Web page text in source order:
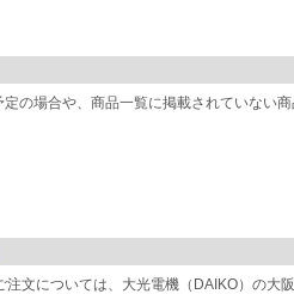
の場合や、商品一覧に掲載されていない
文については、大光電機（DAIKO）の大阪